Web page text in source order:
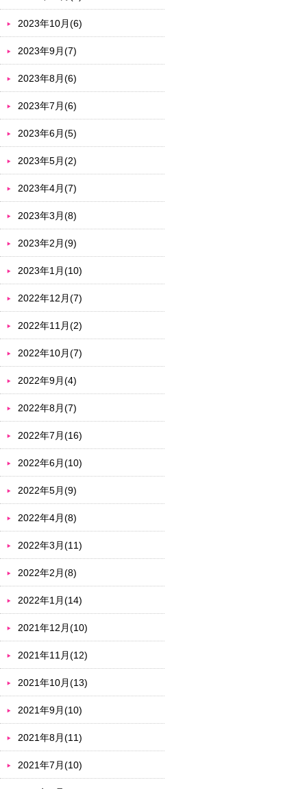
2023年10月(6)
2023年9月(7)
2023年8月(6)
2023年7月(6)
2023年6月(5)
2023年5月(2)
2023年4月(7)
2023年3月(8)
2023年2月(9)
2023年1月(10)
2022年12月(7)
2022年11月(2)
2022年10月(7)
2022年9月(4)
2022年8月(7)
2022年7月(16)
2022年6月(10)
2022年5月(9)
2022年4月(8)
2022年3月(11)
2022年2月(8)
2022年1月(14)
2021年12月(10)
2021年11月(12)
2021年10月(13)
2021年9月(10)
2021年8月(11)
2021年7月(10)